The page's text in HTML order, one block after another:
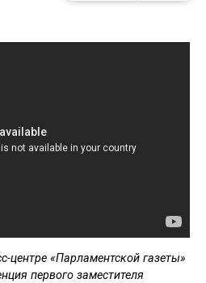
центре «Парламентской газеты»
первого заместителя